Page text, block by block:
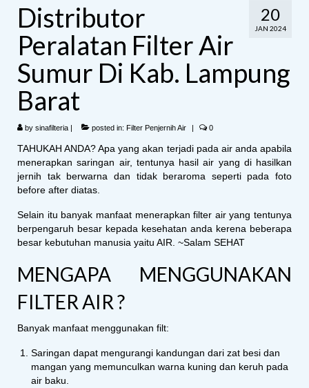
20
JAN 2024
Distributor
Peralatan Filter Air
Sumur Di Kab. Lampung
Barat
by sinafilteria | posted in: Filter Penjernih Air | 0
TAHUKAH ANDA? Apa yang akan terjadi pada air anda apabila
menerapkan saringan air, tentunya hasil air yang di hasilkan
jernih tak berwarna dan tidak beraroma seperti pada foto
before after diatas.
Selain itu banyak manfaat menerapkan filter air yang tentunya
berpengaruh besar kepada kesehatan anda kerena beberapa
besar kebutuhan manusia yaitu AIR. ~Salam SEHAT
MENGAPA MENGGUNAKAN
FILTER AIR ?
Banyak manfaat menggunakan filt:
Saringan dapat mengurangi kandungan dari zat besi dan
mangan yang memunculkan warna kuning dan keruh pada
air baku.